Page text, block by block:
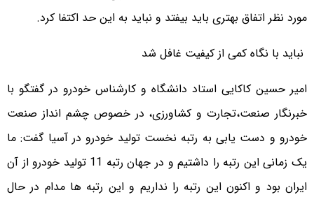
مورد نظر اتفاق بهتری باید بیفتد و نباید به این حد اکتفا کرد.
نباید با نگاه کمی از کیفیت غافل شد
امیر حسین کاکایی استاد دانشگاه و کارشناس خودرو در گفتگو با
خبرنگار صنعت،تجارت و کشاورزی، در خصوص چشم انداز صنعت
خودرو و دست یابی به رتبه نخست تولید خودرو در آسیا گفت: ما
یک زمانی این رتبه را داشتیم و در جهان رتبه 11 تولید خودرو از آن
ایران بود و اکنون این رتبه را نداریم و این رتبه ها مدام در حال